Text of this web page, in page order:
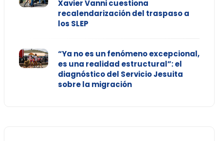
Xavier Vanni cuestiona
recalendarización del traspaso a
los SLEP
“Ya no es un fenómeno excepcional,
es una realidad estructural”: el
diagnóstico del Servicio Jesuita
sobre la migración